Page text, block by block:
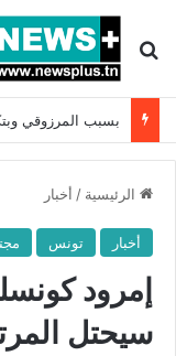
بحث عن
الرئيسية / أخبار
أخبار تونس
إمرود
سيحتل